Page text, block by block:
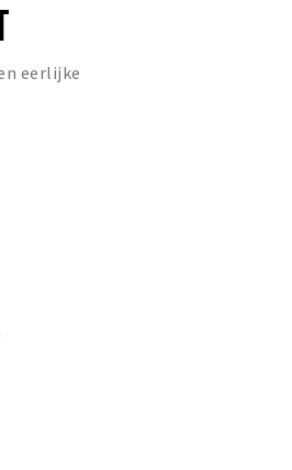
eerlijke